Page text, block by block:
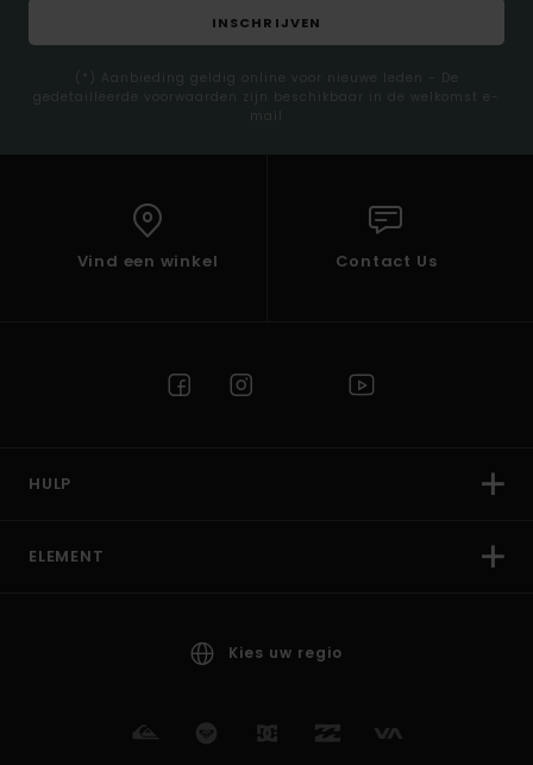
INSCHRIJVEN
(*) Aanbieding geldig online voor nieuwe leden - De
gedetailleerde voorwaarden zijn beschikbaar in de welkomst e-
mail
Vind een winkel Contact Us
HULP
ELEMENT
Kies uw regio